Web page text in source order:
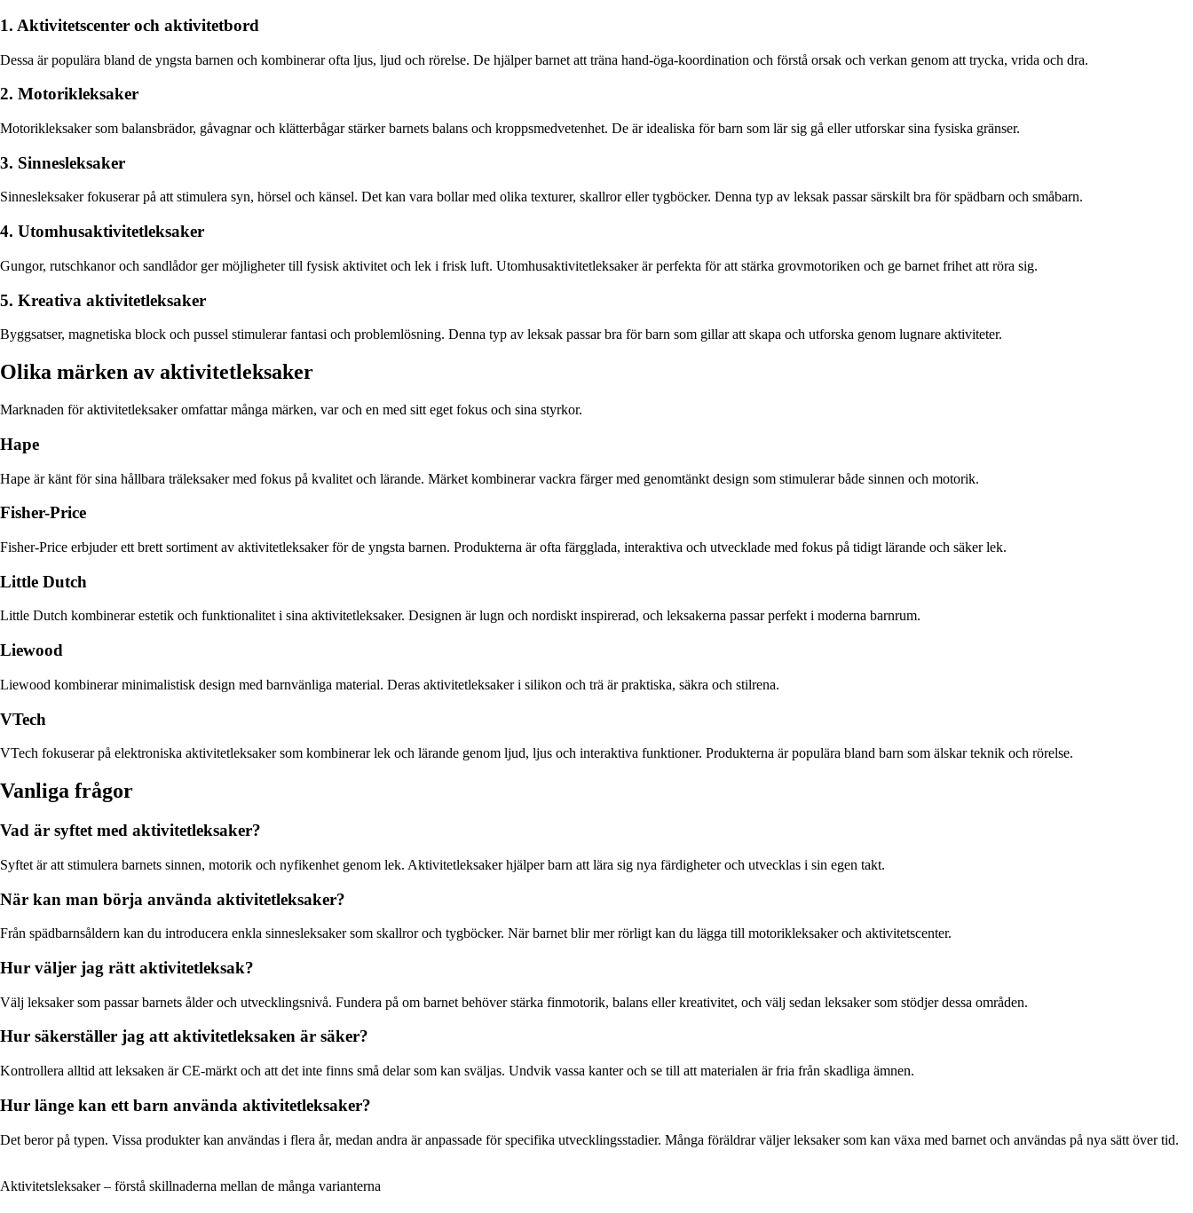
1. Aktivitetscenter och aktivitetbord
Dessa är populära bland de yngsta barnen och kombinerar ofta ljus, ljud och rörelse. De hjälper barnet att träna hand-öga-koordination och förstå orsak och verkan genom att trycka, vrida och dra.
2. Motorikleksaker
Motorikleksaker som balansbrädor, gåvagnar och klätterbågar stärker barnets balans och kroppsmedvetenhet. De är idealiska för barn som lär sig gå eller utforskar sina fysiska gränser.
3. Sinnesleksaker
Sinnesleksaker fokuserar på att stimulera syn, hörsel och känsel. Det kan vara bollar med olika texturer, skallror eller tygböcker. Denna typ av leksak passar särskilt bra för spädbarn och småbarn.
4. Utomhusaktivitetleksaker
Gungor, rutschkanor och sandlådor ger möjligheter till fysisk aktivitet och lek i frisk luft. Utomhusaktivitetleksaker är perfekta för att stärka grovmotoriken och ge barnet frihet att röra sig.
5. Kreativa aktivitetleksaker
Byggsatser, magnetiska block och pussel stimulerar fantasi och problemlösning. Denna typ av leksak passar bra för barn som gillar att skapa och utforska genom lugnare aktiviteter.
Olika märken av aktivitetleksaker
Marknaden för aktivitetleksaker omfattar många märken, var och en med sitt eget fokus och sina styrkor.
Hape
Hape är känt för sina hållbara träleksaker med fokus på kvalitet och lärande. Märket kombinerar vackra färger med genomtänkt design som stimulerar både sinnen och motorik.
Fisher-Price
Fisher-Price erbjuder ett brett sortiment av aktivitetleksaker för de yngsta barnen. Produkterna är ofta färgglada, interaktiva och utvecklade med fokus på tidigt lärande och säker lek.
Little Dutch
Little Dutch kombinerar estetik och funktionalitet i sina aktivitetleksaker. Designen är lugn och nordiskt inspirerad, och leksakerna passar perfekt i moderna barnrum.
Liewood
Liewood kombinerar minimalistisk design med barnvänliga material. Deras aktivitetleksaker i silikon och trä är praktiska, säkra och stilrena.
VTech
VTech fokuserar på elektroniska aktivitetleksaker som kombinerar lek och lärande genom ljud, ljus och interaktiva funktioner. Produkterna är populära bland barn som älskar teknik och rörelse.
Vanliga frågor
Vad är syftet med aktivitetleksaker?
Syftet är att stimulera barnets sinnen, motorik och nyfikenhet genom lek. Aktivitetleksaker hjälper barn att lära sig nya färdigheter och utvecklas i sin egen takt.
När kan man börja använda aktivitetleksaker?
Från spädbarnsåldern kan du introducera enkla sinnesleksaker som skallror och tygböcker. När barnet blir mer rörligt kan du lägga till motorikleksaker och aktivitetscenter.
Hur väljer jag rätt aktivitetleksak?
Välj leksaker som passar barnets ålder och utvecklingsnivå. Fundera på om barnet behöver stärka finmotorik, balans eller kreativitet, och välj sedan leksaker som stödjer dessa områden.
Hur säkerställer jag att aktivitetleksaken är säker?
Kontrollera alltid att leksaken är CE-märkt och att det inte finns små delar som kan sväljas. Undvik vassa kanter och se till att materialen är fria från skadliga ämnen.
Hur länge kan ett barn använda aktivitetleksaker?
Det beror på typen. Vissa produkter kan användas i flera år, medan andra är anpassade för specifika utvecklingsstadier. Många föräldrar väljer leksaker som kan växa med barnet och användas på nya sätt över tid.
Aktivitetsleksaker – förstå skillnaderna mellan de många varianterna